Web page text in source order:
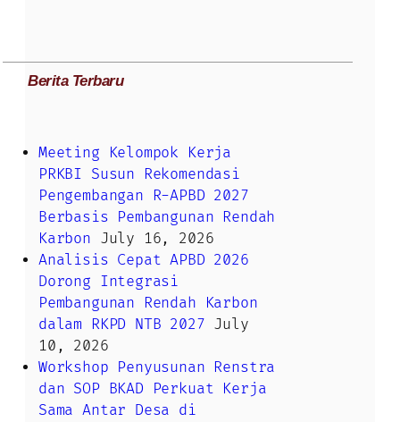
Berita Terbaru
Meeting Kelompok Kerja
PRKBI Susun Rekomendasi
Pengembangan R-APBD 2027
Berbasis Pembangunan Rendah
Karbon July 16, 2026
Analisis Cepat APBD 2026
Dorong Integrasi
Pembangunan Rendah Karbon
dalam RKPD NTB 2027 July
10, 2026
Workshop Penyusunan Renstra
dan SOP BKAD Perkuat Kerja
Sama Antar Desa di